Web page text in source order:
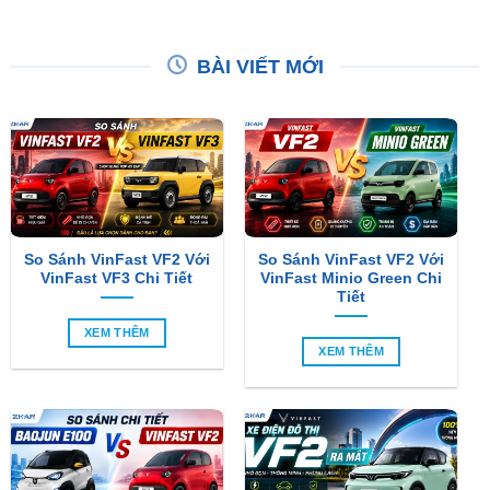
BÀI VIẾT MỚI
So Sánh VinFast VF2 Với
VinFast VF3 Chi Tiết
XEM THÊM
So Sánh VinFast VF2 Với
VinFast Minio Green Chi
Tiết
XEM THÊM